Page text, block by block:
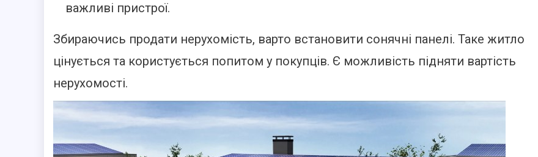
важливі пристрої.
Збираючись продати нерухомість, варто встановити сонячні панелі. Таке житло
цінується та користується попитом у покупців. Є можливість підняти вартість
нерухомості.